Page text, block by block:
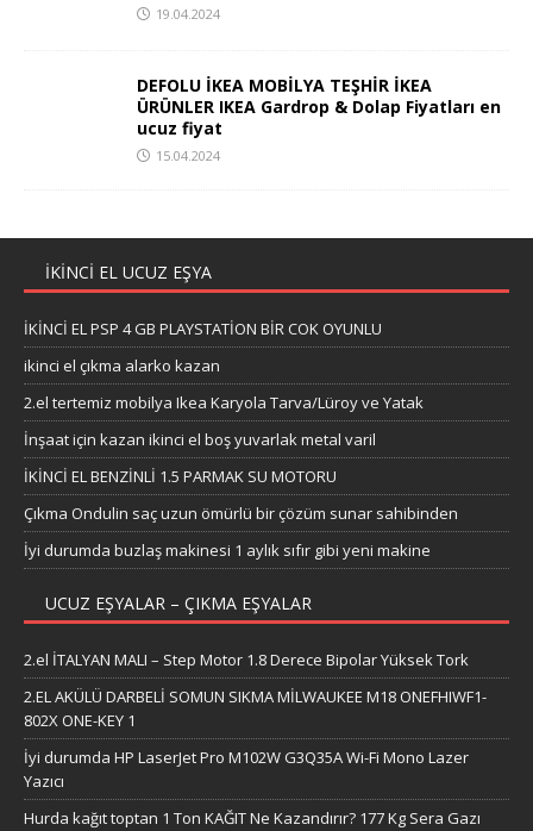
19.04.2024
DEFOLU İKEA MOBİLYA TEŞHİR İKEA
ÜRÜNLER IKEA Gardrop & Dolap Fiyatları en
ucuz fiyat
15.04.2024
İKİNCİ EL UCUZ EŞYA
İKİNCİ EL PSP 4 GB PLAYSTATİON BİR COK OYUNLU
ikinci el çıkma alarko kazan
2.el tertemiz mobilya Ikea Karyola Tarva/Lüroy ve Yatak
İnşaat için kazan ikinci el boş yuvarlak metal varil
İKİNCİ EL BENZİNLİ 1.5 PARMAK SU MOTORU
Çıkma Ondulin saç uzun ömürlü bir çözüm sunar sahibinden
İyi durumda buzlaş makinesi 1 aylık sıfır gibi yeni makine
UCUZ EŞYALAR – ÇIKMA EŞYALAR
2.el İTALYAN MALI – Step Motor 1.8 Derece Bipolar Yüksek Tork
2.EL AKÜLÜ DARBELİ SOMUN SIKMA MİLWAUKEE M18 ONEFHIWF1-
802X ONE-KEY 1
İyi durumda HP LaserJet Pro M102W G3Q35A Wi-Fi Mono Lazer
Yazıcı
Hurda kağıt toptan 1 Ton KAĞIT Ne Kazandırır? 177 Kg Sera Gazı